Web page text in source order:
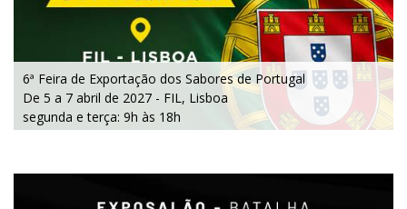
6ª Feira de Exportação dos Sabores de Portugal
De 5 a 7 abril de 2027 - FIL, Lisboa
segunda e terça: 9h às 18h
quarta: 9h às 16h